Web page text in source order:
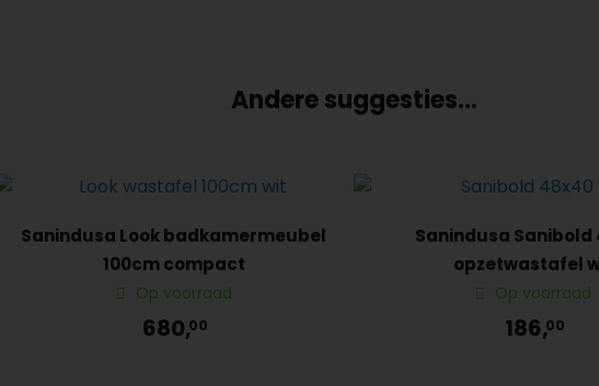
Andere suggesties…
Sanindusa Look badkamermeubel
100cm compact
Op voorraad
680,00
Sanindusa Sanibold
opzetwastafel
Op voorraad
186,00